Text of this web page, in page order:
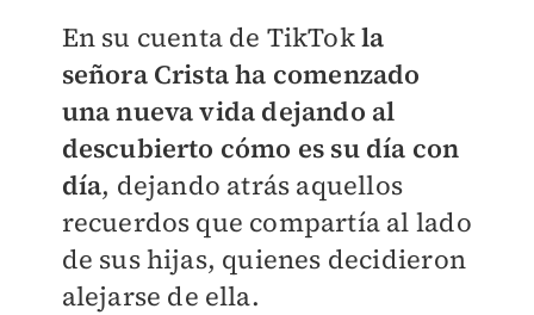
En su cuenta de TikTokla
señora Crista ha comenzado
una nueva vida dejando al
descubierto cómo es su día con
día, dejando atrás aquellos
recuerdos que compartía al lado
de sus hijas, quienes decidieron
alejarse de ella.